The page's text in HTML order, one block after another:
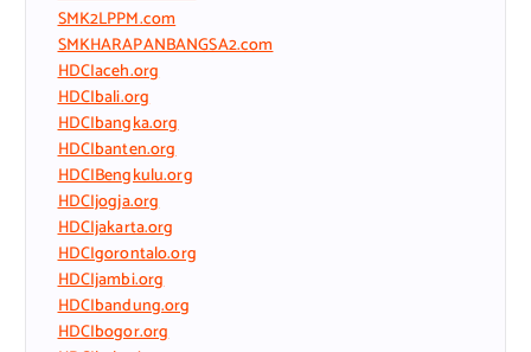
SMK2LPPM.com
SMKHARAPANBANGSA2.com
HDCIaceh.org
HDCIbali.org
HDCIbangka.org
HDCIbanten.org
HDCIBengkulu.org
HDCIjogja.org
HDCIjakarta.org
HDCIgorontalo.org
HDCIjambi.org
HDCIbandung.org
HDCIbogor.org